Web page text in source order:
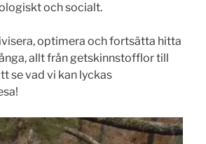
och socialt.
optimera och fortsätta hitta
allt från getskinnstofflor till
se vad vi kan lyckas